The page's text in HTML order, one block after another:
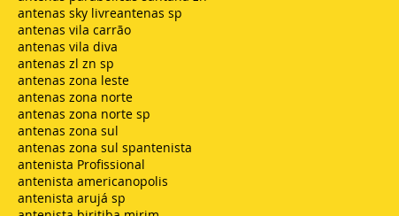
antenas sky livreantenas sp
antenas vila carrão
antenas vila diva
antenas zl zn sp
antenas zona leste
antenas zona norte
antenas zona norte sp
antenas zona sul
antenas zona sul spantenista
antenista Profissional
antenista americanopolis
antenista arujá sp